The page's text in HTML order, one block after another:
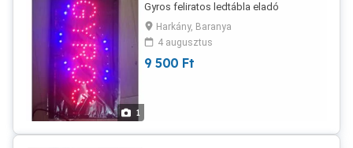
1
Gyros feliratos ledtábla eladó
Harkány, Baranya
4 augusztus
9 500 Ft